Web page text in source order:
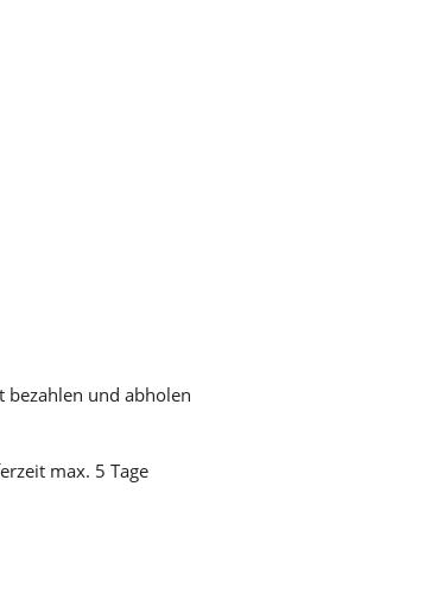
bezahlen und abholen
max. 5 Tage